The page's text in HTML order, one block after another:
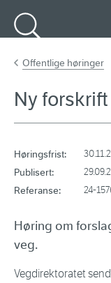
Offentlige høringer
Ny
Høringsfrist:
Publisert:
Referanse: 24-
Høring om
veg.
Vegdirektoratet